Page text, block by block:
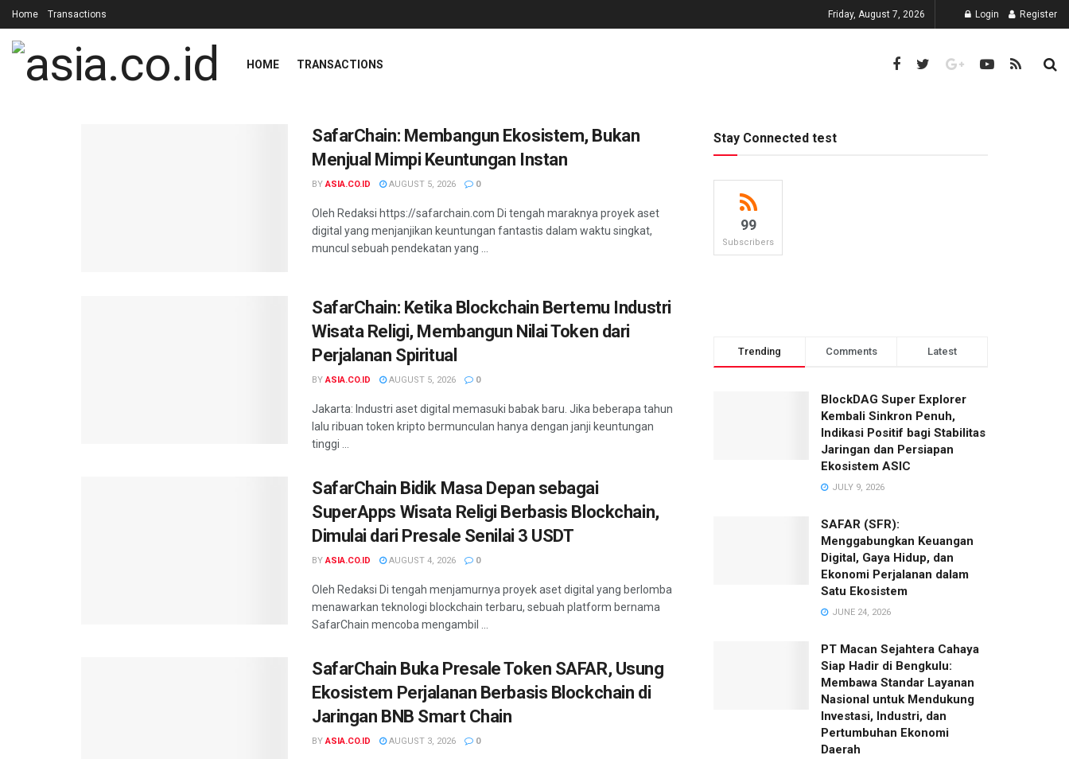
Home Transactions Friday, August 7, 2026 Login Register
HOME TRANSACTIONS
SafarChain: Membangun Ekosistem, Bukan
Menjual Mimpi Keuntungan Instan
BY ASIA.CO.ID AUGUST 5, 2026 0
Oleh Redaksi https://safarchain.com Di tengah maraknya proyek aset
digital yang menjanjikan keuntungan fantastis dalam waktu singkat,
muncul sebuah pendekatan yang ...
SafarChain: Ketika Blockchain Bertemu Industri
Wisata Religi, Membangun Nilai Token dari
Perjalanan Spiritual
BY ASIA.CO.ID AUGUST 5, 2026 0
Jakarta: Industri aset digital memasuki babak baru. Jika beberapa tahun
lalu ribuan token kripto bermunculan hanya dengan janji keuntungan
tinggi ...
SafarChain Bidik Masa Depan sebagai
SuperApps Wisata Religi Berbasis Blockchain,
Dimulai dari Presale Senilai 3 USDT
BY ASIA.CO.ID AUGUST 4, 2026 0
Oleh Redaksi Di tengah menjamurnya proyek aset digital yang berlomba
menawarkan teknologi blockchain terbaru, sebuah platform bernama
SafarChain mencoba mengambil ...
SafarChain Buka Presale Token SAFAR, Usung
Ekosistem Perjalanan Berbasis Blockchain di
Jaringan BNB Smart Chain
BY ASIA.CO.ID AUGUST 3, 2026 0
Stay Connected test
99
Subscribers
Trending Comments Latest
BlockDAG Super Explorer
Kembali Sinkron Penuh,
Indikasi Positif bagi Stabilitas
Jaringan dan Persiapan
Ekosistem ASIC
JULY 9, 2026
SAFAR (SFR):
Menggabungkan Keuangan
Digital, Gaya Hidup, dan
Ekonomi Perjalanan dalam
Satu Ekosistem
JUNE 24, 2026
PT Macan Sejahtera Cahaya
Siap Hadir di Bengkulu:
Membawa Standar Layanan
Nasional untuk Mendukung
Investasi, Industri, dan
Pertumbuhan Ekonomi
Daerah